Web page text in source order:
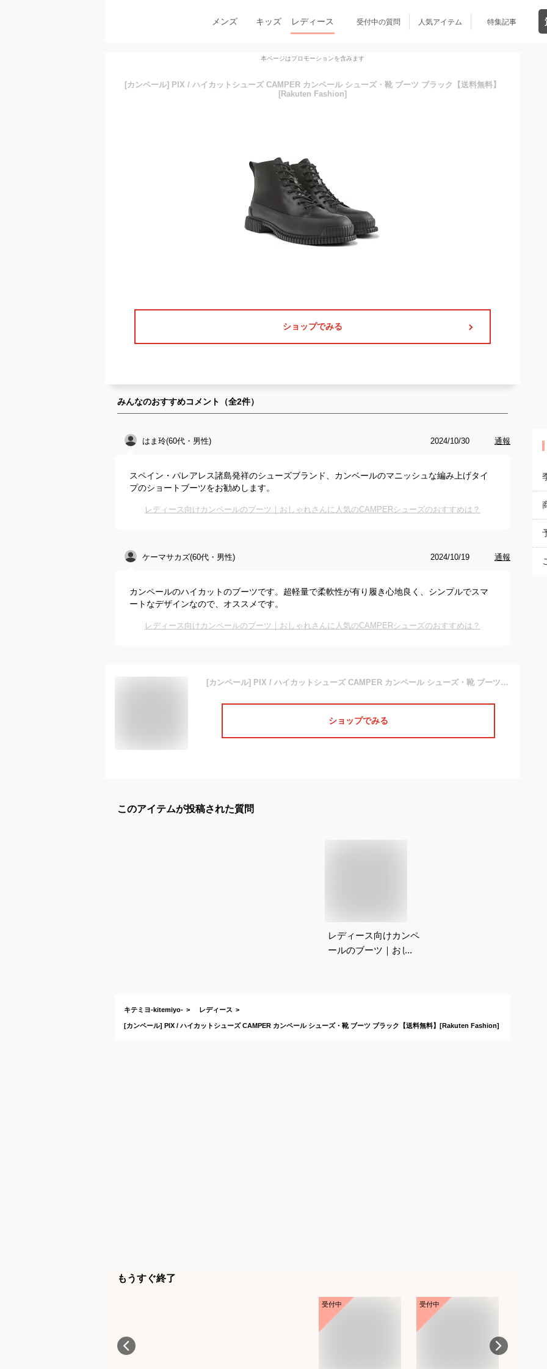
メンズ キッズ レディース 受付中の質問 人気アイテム 特集記事
本ページはプロモーションを含みます
[カンペール] PIX / ハイカットシューズ CAMPER カンペール シューズ・靴 ブーツ ブラック【送料無料】
[Rakuten Fashion]
ショップでみる
みんなのおすすめコメント（全2件）
はま玲(60代・男性) 2024/10/30 通報
スペイン・パレアレス諸島発祥のシューズブランド、カンベールのマニッシュな編み上げタイ
プのショートブーツをお勧めします。
レディース向けカンペールのブーツ｜おしゃれさんに人気のCAMPERシューズのおすすめは？
ケーマサカズ(60代・男性) 2024/10/19 通報
カンペールのハイカットのブーツです。超軽量で柔軟性が有り履き心地良く、シンプルでスマ
ートなデザインなので、オススメです。
レディース向けカンペールのブーツ｜おしゃれさんに人気のCAMPERシューズのおすすめは？
[カンペール] PIX / ハイカットシューズ CAMPER カンペール シューズ・靴 ブーツ ブラック【送料無料】[Rakuten Fashion]
ショップでみる
このアイテムが投稿された質問
レディース向けカンペ
ールのブーツ｜おしゃ
キテミヨ-kitemiyo- レディース
[カンペール] PIX / ハイカットシューズ CAMPER カンペール シューズ・靴 ブーツ ブラック【送料無料】[Rakuten Fashion]
もうすぐ終了
受付中 受付中